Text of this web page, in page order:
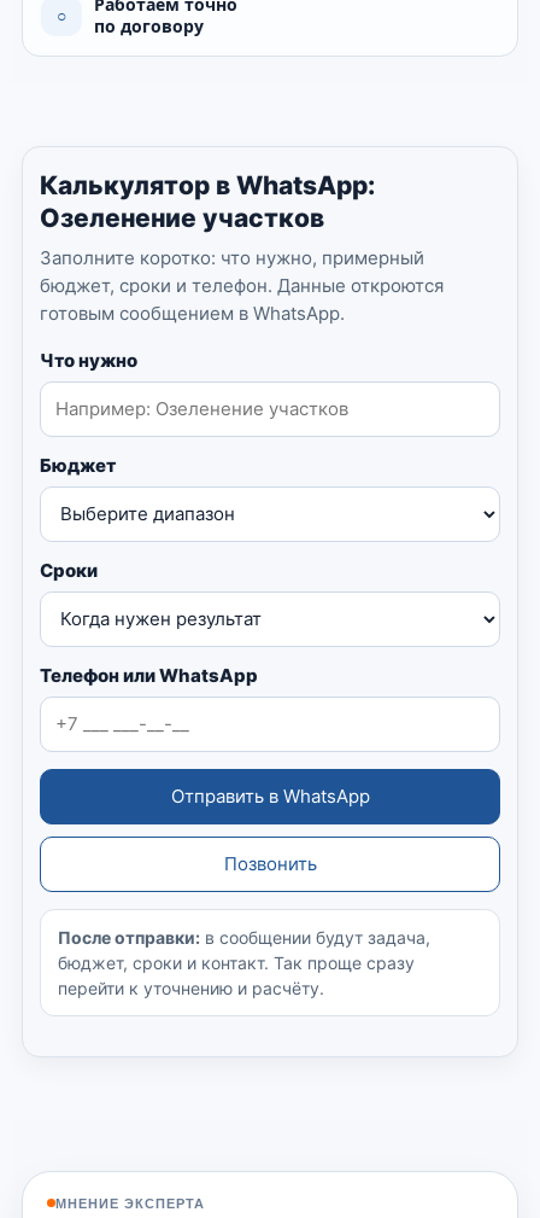
○
по договору
Калькулятор в WhatsApp:
Озеленение участков
Заполните коротко: что нужно, примерный
бюджет, сроки и телефон. Данные откроются
готовым сообщением в WhatsApp.
Что нужно
Бюджет
Сроки
Телефон или WhatsApp
Отправить в WhatsApp
Позвонить
После отправки: в сообщении будут задача,
бюджет, сроки и контакт. Так проще сразу
перейти к уточнению и расчёту.
МНЕНИЕ ЭКСПЕРТА